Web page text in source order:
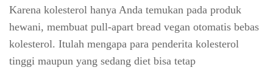
Karena kolesterol hanya Anda temukan pada produk
hewani, membuat pull-apart bread vegan otomatis bebas
kolesterol. Itulah mengapa para penderita kolesterol
tinggi maupun yang sedang diet bisa tetap